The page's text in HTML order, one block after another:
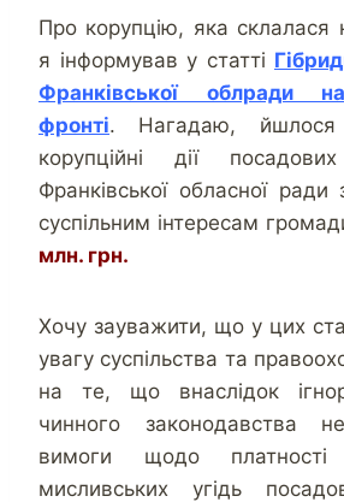
Про корупцію, яка склалася
я інформував у статті
Франківської облради
фронті. Нагадаю,
корупційні дії
Франківської обласної ради
суспільним інтересам
млн. грн.
Хочу зауважити, що у цих
увагу суспільства та
на те, що внаслідок
чинного законодавства
вимоги щодо платності
мисливських угідь